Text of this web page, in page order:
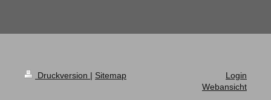
Druckversion | Sitemap
Login
Webansicht